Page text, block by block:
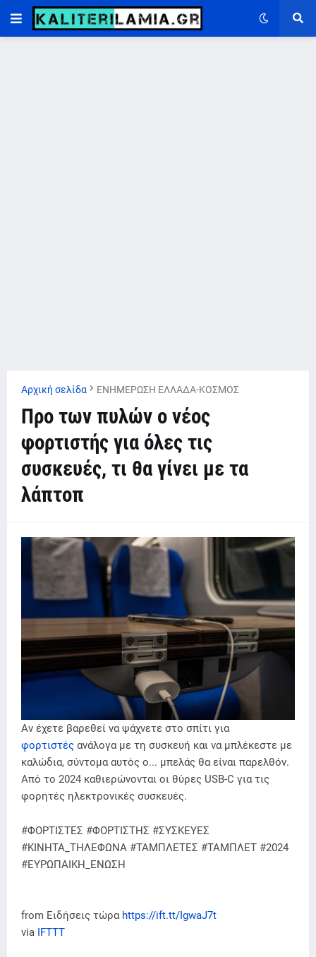
Αρχική σελίδα ΕΝΗΜΕΡΩΣΗ ΕΛΛΑΔΑ-ΚΟΣΜΟΣ
Προ των πυλών ο νέος
φορτιστής για όλες τις
συσκευές, τι θα γίνει με τα
λάπτοπ
Αν έχετε βαρεθεί να ψάχνετε στο σπίτι για
φορτιστές ανάλογα με τη συσκευή και να μπλέκεστε με
καλώδια, σύντομα αυτός ο... μπελάς θα είναι παρελθόν.
Από το 2024 καθιερώνονται οι θύρες USB-C για τις
φορητές ηλεκτρονικές συσκευές.
#ΦΟΡΤΙΣΤΕΣ #ΦΟΡΤΙΣΤΗΣ #ΣΥΣΚΕΥΕΣ
#ΚΙΝΗΤΑ_ΤΗΛΕΦΩΝΑ #ΤΑΜΠΛΕΤΕΣ #ΤΑΜΠΛΕΤ #2024
#ΕΥΡΩΠΑΙΚΗ_ΕΝΩΣΗ
from Ειδήσεις τώρα https://ift.tt/IgwaJ7t
via IFTTT